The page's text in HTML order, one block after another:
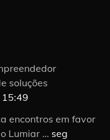
soluções
encontros em favor
Lumiar … seg